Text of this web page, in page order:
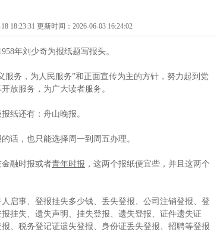
18:23:31 更新时间：2026-06-03 16:24:02
年刘少奇为报纸题写报头。
服务，为人民服务”和正面宣传为主的方针，努力起到党
放服务，为广大读者服务。
纸还有：舟山晚报。
话，也只能选择周一到周五办理。
融时报或者青年时报 ，这两个报纸便宜些，并且这两个
启事、登报挂失多少钱、丢失登报、公司注销登报、登
挂失、遗失声明、挂失登报、遗失登报、证件遗失证
、税务登记证遗失登报、身份证丢失登报、招聘等登报